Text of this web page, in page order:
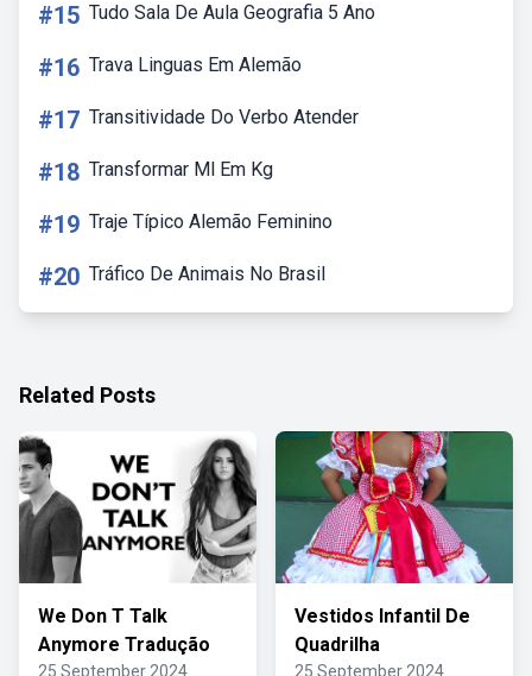
#15 Tudo Sala De Aula Geografia 5 Ano
#16 Trava Linguas Em Alemão
#17 Transitividade Do Verbo Atender
#18 Transformar Ml Em Kg
#19 Traje Típico Alemão Feminino
#20 Tráfico De Animais No Brasil
Related Posts
We Don T Talk
Anymore Tradução
25 September 2024
Vestidos Infantil De
Quadrilha
25 September 2024